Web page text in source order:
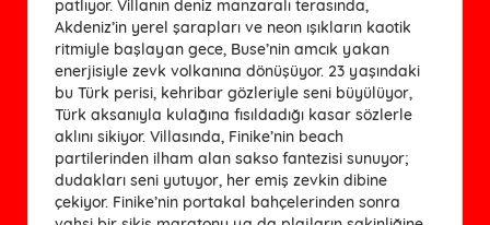
patlıyor. Villanın deniz manzaralı terasında,
Akdeniz’in yerel şarapları ve neon ışıkların kaotik
ritmiyle başlayan gece, Buse’nin amcık yakan
enerjisiyle zevk volkanına dönüşüyor. 23 yaşındaki
bu Türk perisi, kehribar gözleriyle seni büyülüyor,
Türk aksanıyla kulağına fısıldadığı kasar sözlerle
aklını sikiyor. Villasında, Finike’nin beach
partilerinden ilham alan sakso fantezisi sunuyor;
dudakları seni yutuyor, her emiş zevkin dibine
çekiyor. Finike’nin portakal bahçelerinden sonra